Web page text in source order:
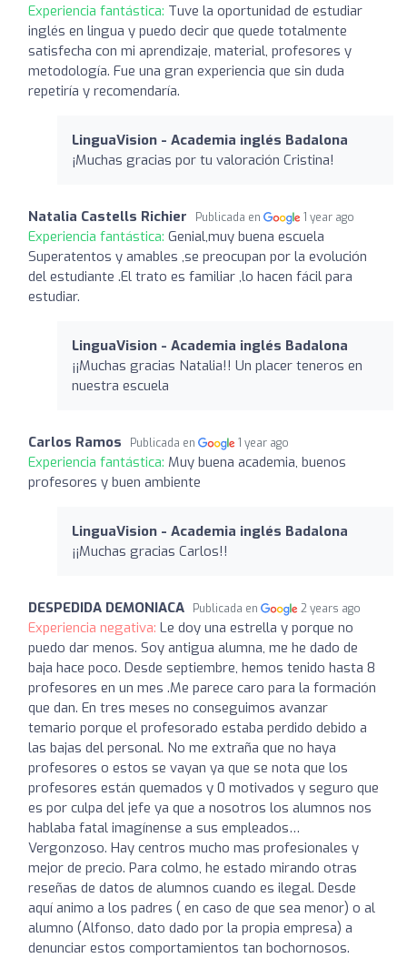
Experiencia fantástica: Tuve la oportunidad de estudiar
inglés en lingua y puedo decir que quede totalmente
satisfecha con mi aprendizaje, material, profesores y
metodología. Fue una gran experiencia que sin duda
repetiría y recomendaría.
LinguaVision - Academia inglés Badalona
¡Muchas gracias por tu valoración Cristina!
Natalia Castells Richier Publicada en 1 year ago
Experiencia fantástica: Genial,muy buena escuela
Superatentos y amables ,se preocupan por la evolución
del estudiante .El trato es familiar ,lo hacen fácil para
estudiar.
LinguaVision - Academia inglés Badalona
¡¡Muchas gracias Natalia!! Un placer teneros en
nuestra escuela
Carlos Ramos Publicada en 1 year ago
Experiencia fantástica: Muy buena academia, buenos
profesores y buen ambiente
LinguaVision - Academia inglés Badalona
¡¡Muchas gracias Carlos!!
DESPEDIDA DEMONIACA Publicada en 2 years ago
Experiencia negativa: Le doy una estrella y porque no
puedo dar menos. Soy antigua alumna, me he dado de
baja hace poco. Desde septiembre, hemos tenido hasta 8
profesores en un mes .Me parece caro para la formación
que dan. En tres meses no conseguimos avanzar
temario porque el profesorado estaba perdido debido a
las bajas del personal. No me extraña que no haya
profesores o estos se vayan ya que se nota que los
profesores están quemados y 0 motivados y seguro que
es por culpa del jefe ya que a nosotros los alumnos nos
hablaba fatal imagínense a sus empleados…
Vergonzoso. Hay centros mucho mas profesionales y
mejor de precio. Para colmo, he estado mirando otras
reseñas de datos de alumnos cuando es ilegal. Desde
aquí animo a los padres ( en caso de que sea menor) o al
alumno (Alfonso, dato dado por la propia empresa) a
denunciar estos comportamientos tan bochornosos.